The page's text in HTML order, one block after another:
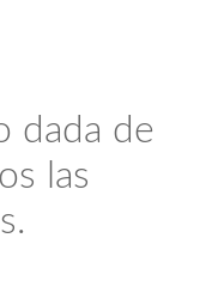
dada de
las